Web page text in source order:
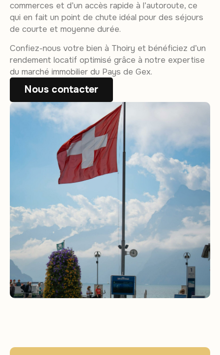
commerces et d’un accès rapide à l’autoroute, ce
qui en fait un point de chute idéal pour des séjours
de courte et moyenne durée.
Confiez-nous votre bien à Thoiry et bénéficiez d’un
rendement locatif optimisé grâce à notre expertise
du marché immobilier du Pays de Gex.
Nous contacter